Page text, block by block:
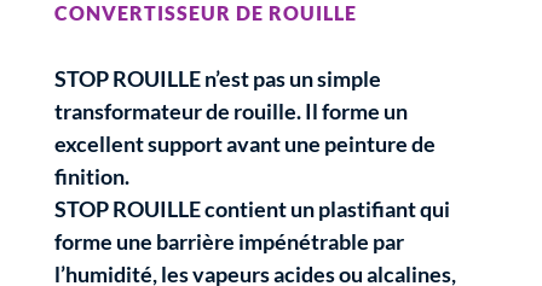
CONVERTISSEUR DE ROUILLE
STOP ROUILLE n’est pas un simple
transformateur de rouille. Il forme un
excellent support avant une peinture de
finition.
STOP ROUILLE contient un plastifiant qui
forme une barrière impénétrable par
l’humidité, les vapeurs acides ou alcalines,